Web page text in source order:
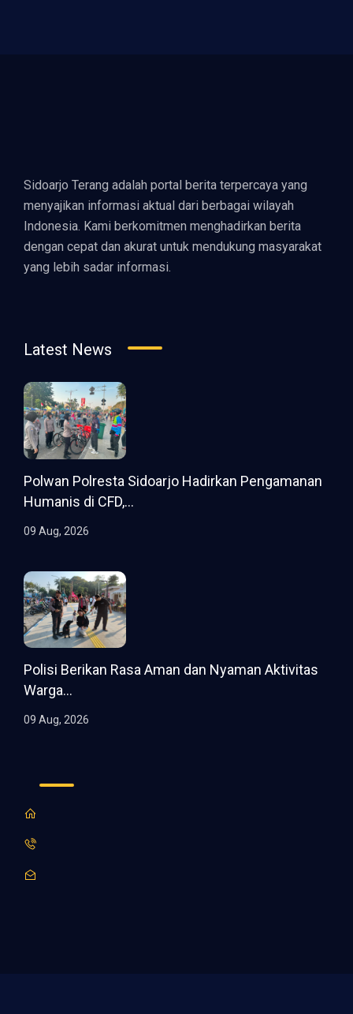
Sidoarjo Terang adalah portal berita terpercaya yang
menyajikan informasi aktual dari berbagai wilayah
Indonesia. Kami berkomitmen menghadirkan berita
dengan cepat dan akurat untuk mendukung masyarakat
yang lebih sadar informasi.
Latest News
Polwan Polresta Sidoarjo Hadirkan Pengamanan
Humanis di CFD,...
09 Aug, 2026
Polisi Berikan Rasa Aman dan Nyaman Aktivitas
Warga...
09 Aug, 2026